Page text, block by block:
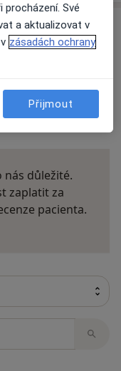
nás důležité.
zaplatit za
pacienta.
procházení. Své
a aktualizovat v
zásadách ochrany
Přijmout